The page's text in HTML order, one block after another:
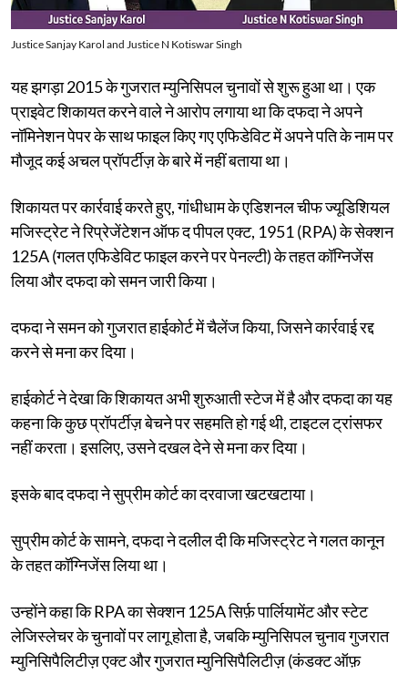
Justice Sanjay Karol and Justice N Kotiswar Singh
यह झगड़ा 2015 के गुजरात म्युनिसिपल चुनावों से शुरू हुआ था। एक
प्राइवेट शिकायत करने वाले ने आरोप लगाया था कि दफदा ने अपने
नॉमिनेशन पेपर के साथ फाइल किए गए एफिडेविट में अपने पति के नाम पर
मौजूद कई अचल प्रॉपर्टीज़ के बारे में नहीं बताया था।
शिकायत पर कार्रवाई करते हुए, गांधीधाम के एडिशनल चीफ ज्यूडिशियल
मजिस्ट्रेट ने रिप्रेजेंटेशन ऑफ द पीपल एक्ट, 1951 (RPA) के सेक्शन
125A (गलत एफिडेविट फाइल करने पर पेनल्टी) के तहत कॉग्निजेंस
लिया और दफदा को समन जारी किया।
दफदा ने समन को गुजरात हाईकोर्ट में चैलेंज किया, जिसने कार्रवाई रद्द
करने से मना कर दिया।
हाईकोर्ट ने देखा कि शिकायत अभी शुरुआती स्टेज में है और दफदा का यह
कहना कि कुछ प्रॉपर्टीज़ बेचने पर सहमति हो गई थी, टाइटल ट्रांसफर
नहीं करता। इसलिए, उसने दखल देने से मना कर दिया।
इसके बाद दफदा ने सुप्रीम कोर्ट का दरवाजा खटखटाया।
सुप्रीम कोर्ट के सामने, दफदा ने दलील दी कि मजिस्ट्रेट ने गलत कानून
के तहत कॉग्निजेंस लिया था।
उन्होंने कहा कि RPA का सेक्शन 125A सिर्फ़ पार्लियामेंट और स्टेट
लेजिस्लेचर के चुनावों पर लागू होता है, जबकि म्युनिसिपल चुनाव गुजरात
म्युनिसिपैलिटीज़ एक्ट और गुजरात म्युनिसिपैलिटीज़ (कंडक्ट ऑफ़